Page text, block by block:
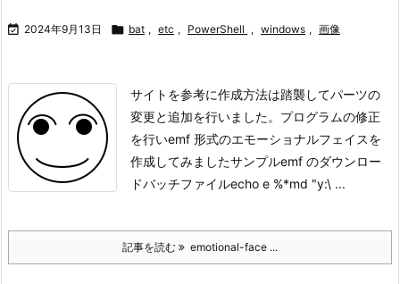
 2024年9月13日  bat , etc , PowerShell , windows , 画像
サイトを参考に作成方法は踏襲してパーツの
変更と追加を行いました。プログラムの修正
を行いemf 形式のエモーショナルフェイスを
作成してみましたサンプルemf のダウンロー
ドバッチファイルecho e %*md "y:\ ...
記事を読む emotional-face ...